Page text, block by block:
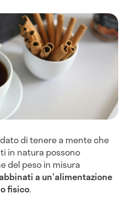
di tenere a mente che
in natura possono
del peso in misura
a un'alimentazione
fisico.